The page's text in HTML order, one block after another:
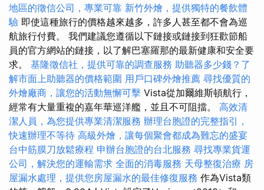
地區的徵信公司，專業可靠 新竹外燴，提供獨特的餐飲體
驗 即使這種旅行的價格越來越多，許多人甚至都不會為巡
航旅行付費。 我們建議您遵循以下鏈接或鏈接到狂歡節船
員的官方網站的鏈接，以了解巴塞羅那的最新健康和安全要
求。 基隆徵信社，提供可靠的調查服務 助聽器多少錢？了
解市面上助聽器的價格範圍 用戶口碑外燴推薦 尋找優質的
外燴廠商，讓您的活動無懈可擊 Vista從加爾維斯頓航行，
經常有大量重複的嘉年華巡洋艦，並且不可阻擋。 高效清
潔人員，為您提供專業清潔服務 辦理台胞證的完整指引，
快速辦理不等待 高級外燴，讓每個聚會都成為難忘的盛宴
台中筋膜刀放鬆療程 申辦台胞證的台北服務 尋找專業貨運
公司，解決您的運輸需求 全面的消毒服務 天母整復治療 房
屋漏水處理，提供您房屋漏水的最佳修復服務 作為Vista類